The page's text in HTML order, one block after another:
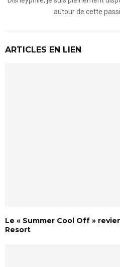
autour de cette
ARTICLES EN LIEN
Le « Summer Cool Off »
Resort